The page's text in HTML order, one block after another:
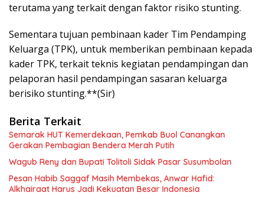
terutama yang terkait dengan faktor risiko stunting.
Sementara tujuan pembinaan kader Tim Pendamping
Keluarga (TPK), untuk memberikan pembinaan kepada
kader TPK, terkait teknis kegiatan pendampingan dan
pelaporan hasil pendampingan sasaran keluarga
berisiko stunting.**(Sir)
Berita Terkait
Semarak HUT Kemerdekaan, Pemkab Buol Canangkan
Gerakan Pembagian Bendera Merah Putih
Wagub Reny dan Bupati Tolitoli Sidak Pasar Susumbolan
Pesan Habib Saggaf Masih Membekas, Anwar Hafid:
Alkhairaat Harus Jadi Kekuatan Besar Indonesia